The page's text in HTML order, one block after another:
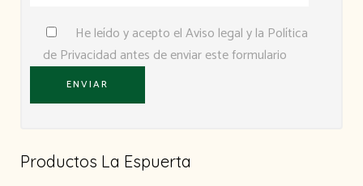
He leído y acepto elAviso legaly la Política
de Privacidad antes de enviar este formulario
Productos La Espuerta